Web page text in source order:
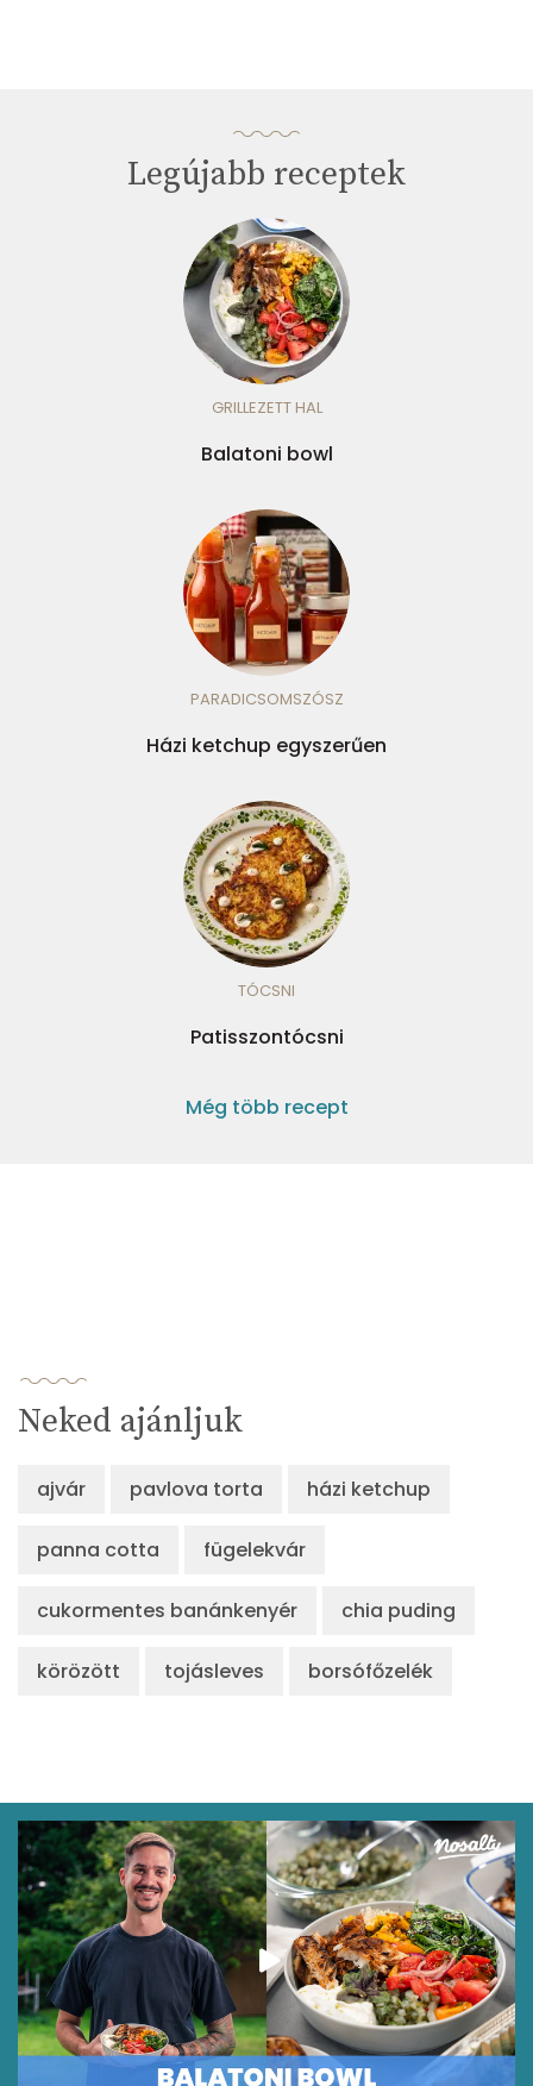
Legújabb receptek
GRILLEZETT HAL
Balatoni bowl
PARADICSOMSZÓSZ
Házi ketchup egyszerűen
TÓCSNI
Patisszontócsni
Még több recept
Neked ajánljuk
ajvár pavlova torta házi ketchup
panna cotta fügelekvár
cukormentes banánkenyér chia puding
körözött tojásleves borsófőzelék